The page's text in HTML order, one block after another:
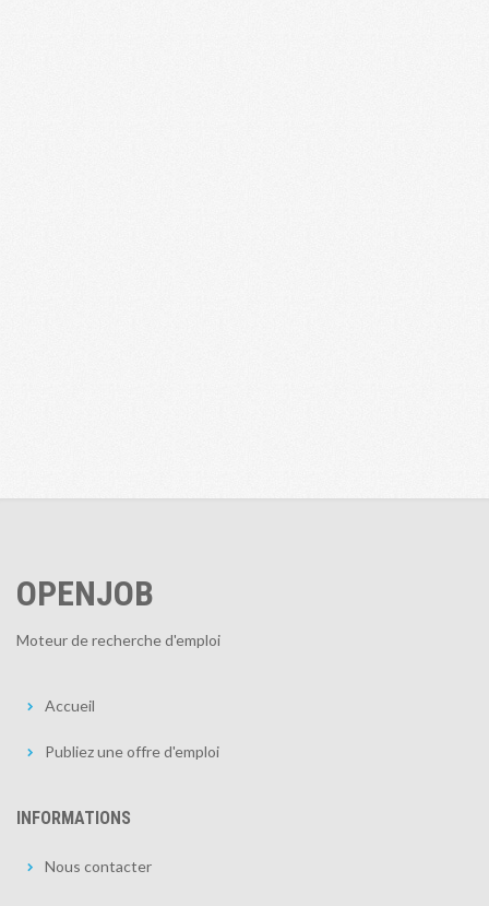
OPENJOB
Moteur de recherche d'emploi
Accueil
Publiez une offre d'emploi
INFORMATIONS
Nous contacter